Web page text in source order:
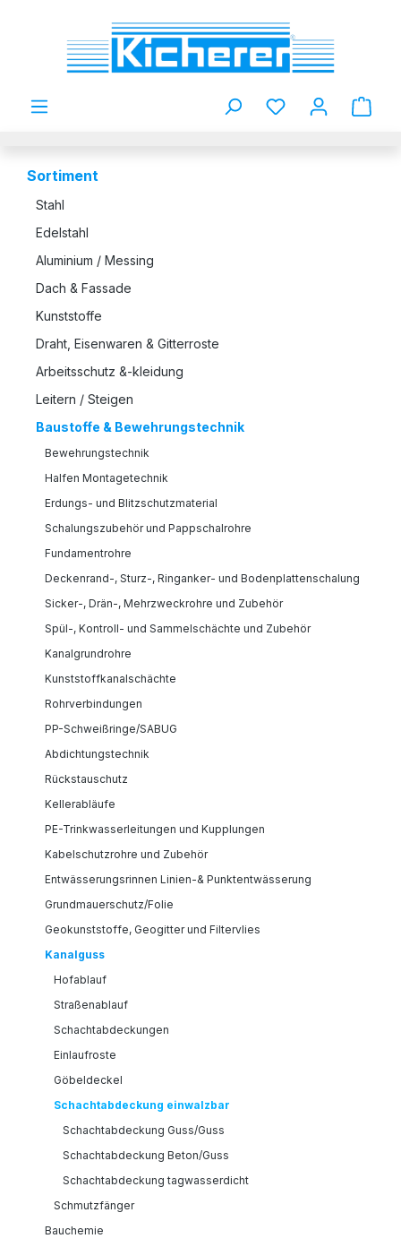
Zum Hauptinhalt springen
Du hast 0
Sortiment
Stahl
Edelstahl
Aluminium / Messing
Dach & Fassade
Kunststoffe
Draht, Eisenwaren & Gitterroste
Arbeitsschutz &-kleidung
Leitern / Steigen
Baustoffe & Bewehrungstechnik
Bewehrungstechnik
Halfen Montagetechnik
Erdungs- und Blitzschutzmaterial
Schalungszubehör und Pappschalrohre
Fundamentrohre
Deckenrand-, Sturz-, Ringanker- und Bodenplattenschalung
Sicker-, Drän-, Mehrzweckrohre und Zubehör
Spül-, Kontroll- und Sammelschächte und Zubehör
Kanalgrundrohre
Kunststoffkanalschächte
Rohrverbindungen
PP-Schweißringe/SABUG
Abdichtungstechnik
Rückstauschutz
Kellerabläufe
PE-Trinkwasserleitungen und Kupplungen
Kabelschutzrohre und Zubehör
Entwässerungsrinnen Linien-& Punktentwässerung
Grundmauerschutz/Folie
Geokunststoffe, Geogitter und Filtervlies
Kanalguss
Hofablauf
Straßenablauf
Schachtabdeckungen
Einlaufroste
Göbeldeckel
Schachtabdeckung einwalzbar
Schachtabdeckung Guss/Guss
Schachtabdeckung Beton/Guss
Schachtabdeckung tagwasserdicht
Schmutzfänger
Bauchemie